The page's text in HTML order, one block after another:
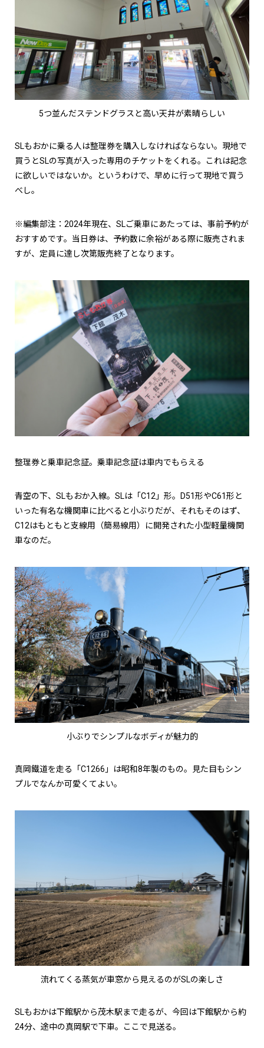
5つ並んだステンドグラスと高い天井が素晴らしい
SLもおかに乗る人は整理券を購入しなければならない。現地で
買うとSLの写真が入った専用のチケットをくれる。これは記念
に欲しいではないか。というわけで、早めに行って現地で買う
べし。
※編集部注：2024年現在、SLご乗車にあたっては、事前予約が
おすすめです。当日券は、予約数に余裕がある際に販売されま
すが、定員に達し次第販売終了となります。
整理券と乗車記念証。乗車記念証は車内でもらえる
青空の下、SLもおか入線。SLは「C12」形。D51形やC61形と
いった有名な機関車に比べると小ぶりだが、それもそのはず、
C12はもともと支線用（簡易線用）に開発された小型軽量機関
車なのだ。
小ぶりでシンプルなボディが魅力的
真岡鐵道を走る「C1266」は昭和8年製のもの。見た目もシン
プルでなんか可愛くてよい。
流れてくる蒸気が車窓から見えるのがSLの楽しさ
SLもおかは下館駅から茂木駅まで走るが、今回は下館駅から約
24分、途中の真岡駅で下車。ここで見送る。